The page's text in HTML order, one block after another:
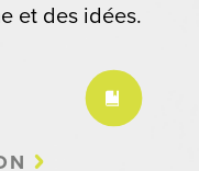
et des idées.